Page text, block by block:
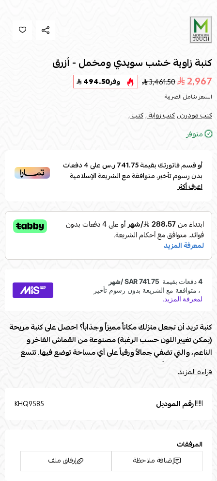
كنبة زاوية خشب سويدي ومخمل - أزرق
2,967
3,461.50 وفر494.50
السعر شامل الضريبة
كنب مودرن ,كنب زواية ,كنب ,
متوفر
أو قسم فاتورتك بقيمة741.75 ر.س على4دفعات
بدون رسوم تأخير، متوافقة مع الشريعة الإسلامية
اعرف أكثر
كنبة تريد أن تجعل منزلك مكاناً مميزاً وجذاباً؟ احصل على كنبة مريحة
(يمكن تغيير اللون حسب الرغبة) مصنوعة من القماش الفاخر و
الناعم، والتي تضفي جمالاً ورقياً على أي مساحة توضع فيها. تتسع
الكنبة لعدد من أشخاص بكل راحة، مما يجعلها الخيار المثالي للمنازل
التي تحب استضافة الأصدقاء والعائلة. تتميز الكنبة بتصميمها العصري
هذه الكنبة الفاخرة اليوم واحصل على جو من الراحة والأناقة في
مواصفات كنبة :
العلامة التجارية: Modern Touch
الطول (سم) 260
قراءة المزيد
رقم الموديل KHQ9585
المرفقات
إضافة ملاحظة
إرفاق ملف